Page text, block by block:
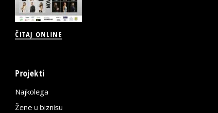
ČITAJ ONLINE
Projekti
Najkolega
Žene u biznisu